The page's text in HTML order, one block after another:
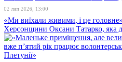
02 лип 2026, 13:00
«Ми виїхали живими, і це
Херсонщини Оксани Татарко, яка